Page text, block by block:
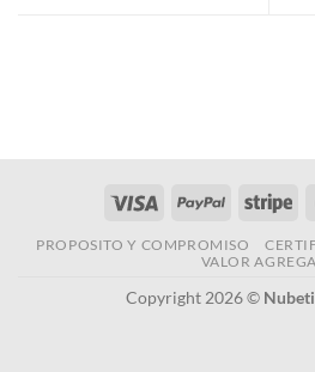
PROPOSITO Y COMPROMISO
VALOR
Copyright 2026 ©